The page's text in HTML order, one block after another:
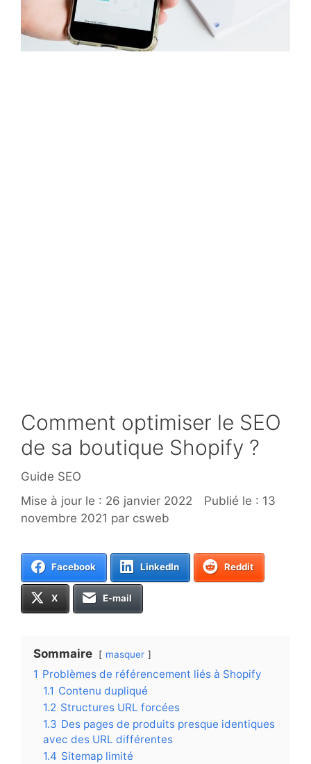
Comment optimiser le SEO
de sa boutique Shopify ?
Catégories
Guide SEO
26 janvier 2022
13
novembre 2021 par csweb
Facebook LinkedIn Reddit
X E-mail
Sommaire masquer
1 Problèmes de référencement liés à Shopify
1.1 Contenu dupliqué
1.2 Structures URL forcées
1.3 Des pages de produits presque identiques
avec des URL différentes
1.4 Sitemap limité